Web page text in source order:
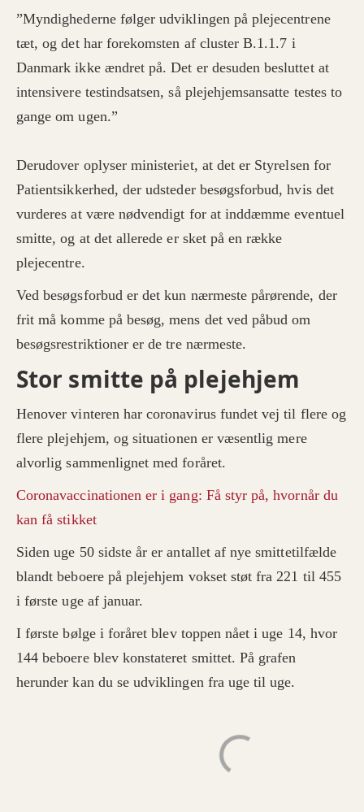
”Myndighederne følger udviklingen på plejecentrene
tæt, og det har forekomsten af cluster B.1.1.7 i
Danmark ikke ændret på. Det er desuden besluttet at
intensivere testindsatsen, så plejehjemsansatte testes to
gange om ugen.”
Derudover oplyser ministeriet, at det er Styrelsen for
Patientsikkerhed, der udsteder besøgsforbud, hvis det
vurderes at være nødvendigt for at inddæmme eventuel
smitte, og at det allerede er sket på en række
plejecentre.
Ved besøgsforbud er det kun nærmeste pårørende, der
frit må komme på besøg, mens det ved påbud om
besøgsrestriktioner er de tre nærmeste.
Stor smitte på plejehjem
Henover vinteren har coronavirus fundet vej til flere og
flere plejehjem, og situationen er væsentlig mere
alvorlig sammenlignet med foråret.
Coronavaccinationen er i gang: Få styr på, hvornår du
kan få stikket
Siden uge 50 sidste år er antallet af nye smittetilfælde
blandt beboere på plejehjem vokset støt fra 221 til 455
i første uge af januar.
I første bølge i foråret blev toppen nået i uge 14, hvor
144 beboere blev konstateret smittet. På grafen
herunder kan du se udviklingen fra uge til uge.